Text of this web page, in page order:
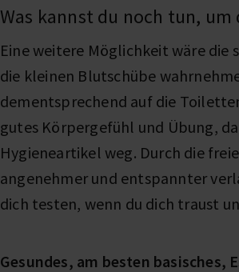
Was kannst du noch tun,
Eine weitere Möglichkeit wäre die
die kleinen Blutschübe
dementsprechend auf die
gutes Körpergefühl und Übung,
Hygieneartikel weg. Durch die
angenehmer und entspannter
dich testen, wenn du dich traust
Gesundes, am besten basisches,